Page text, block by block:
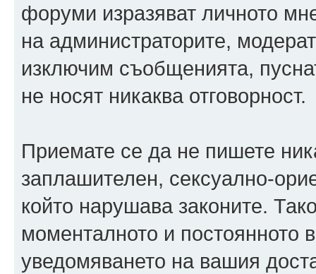
форуми изразяват личното
на администраторите,
изключим съобщенията,
не носят никаква отговорност.
Приемате се да не пишете
заплашителен, сексуално-
който нарушава законите.
моменталното и постоянното
уведомяването на вашия